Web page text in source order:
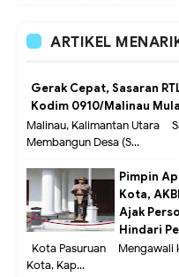
ARTIKEL
Gerak Cepat, Sasaran
Kodim 0910/Malinau
Malinau, Kalimantan Utara –
Membangun Desa (S...
Pimpin
Kota,
Ajak
Hindari
Kota Pasuruan –
Kota, Kap...